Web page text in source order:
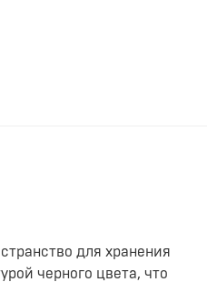
для хранения
черного цвета, что